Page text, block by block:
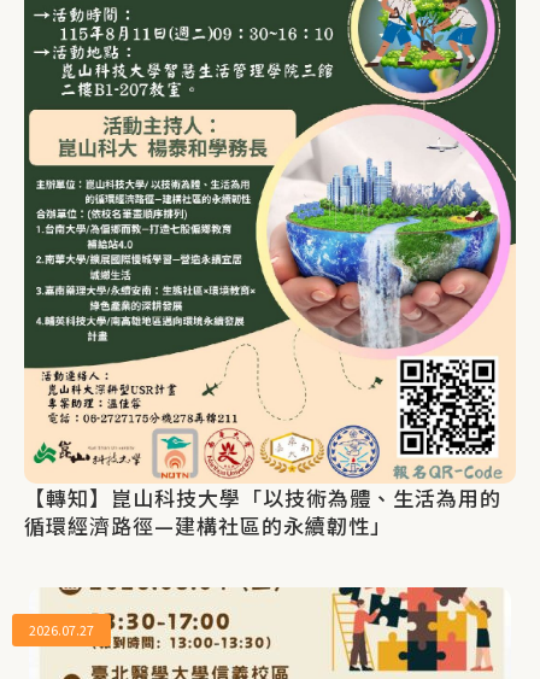
【轉知】崑山科技大學「以技術為體、生活為用的
循環經濟路徑—建構社區的永續韌性」
2026.07.27